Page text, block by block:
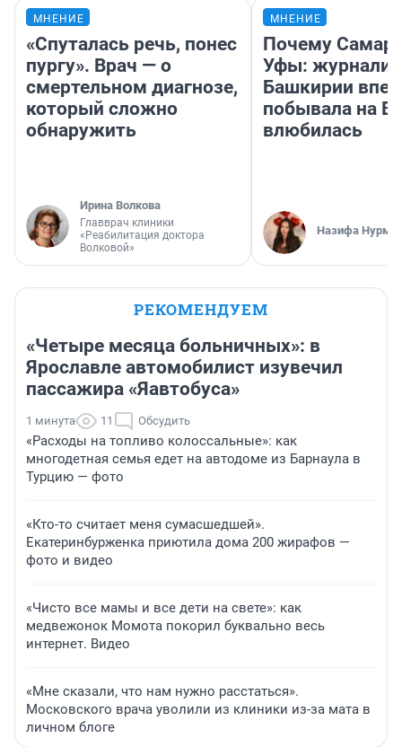
МНЕНИЕ
«Спуталась речь, понес
пургу». Врач — о
смертельном диагнозе,
который сложно
обнаружить
Ирина Волкова
Главврач клиники
«Реабилитация доктора
Волковой»
МНЕНИЕ
Почему
Уфы:
Башкирии
побывала на
влюбилась
Назифа
РЕКОМЕНДУЕМ
«Четыре месяца больничных»: в
Ярославле автомобилист изувечил
пассажира «Яавтобуса»
1 минута 11 Обсудить
«Расходы на топливо колоссальные»: как
многодетная семья едет на автодоме из Барнаула в
Турцию — фото
«Кто-то считает меня сумасшедшей».
Екатеринбурженка приютила дома 200 жирафов —
фото и видео
«Чисто все мамы и все дети на свете»: как
медвежонок Момота покорил буквально весь
интернет. Видео
«Мне сказали, что нам нужно расстаться».
Московского врача уволили из клиники из-за мата в
личном блоге